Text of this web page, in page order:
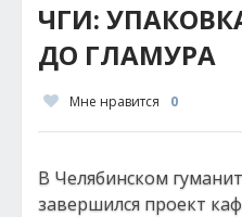
ЧГИ:
ДО ГЛАМУРА
Мне нравится 0
В Челябинском
завершился проект